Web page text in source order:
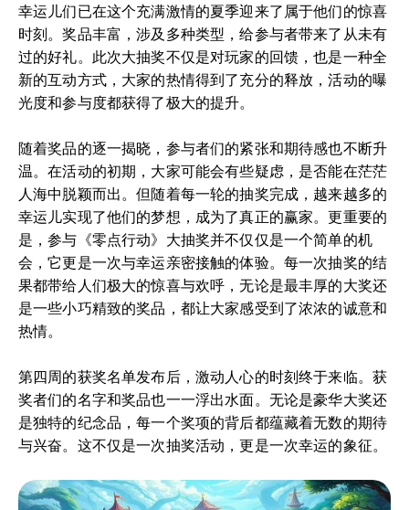
幸运儿们已在这个充满激情的夏季迎来了属于他们的惊喜
时刻。奖品丰富，涉及多种类型，给参与者带来了从未有
过的好礼。此次大抽奖不仅是对玩家的回馈，也是一种全
新的互动方式，大家的热情得到了充分的释放，活动的曝
光度和参与度都获得了极大的提升。
随着奖品的逐一揭晓，参与者们的紧张和期待感也不断升
温。在活动的初期，大家可能会有些疑虑，是否能在茫茫
人海中脱颖而出。但随着每一轮的抽奖完成，越来越多的
幸运儿实现了他们的梦想，成为了真正的赢家。更重要的
是，参与《零点行动》大抽奖并不仅仅是一个简单的机
会，它更是一次与幸运亲密接触的体验。每一次抽奖的结
果都带给人们极大的惊喜与欢呼，无论是最丰厚的大奖还
是一些小巧精致的奖品，都让大家感受到了浓浓的诚意和
热情。
第四周的获奖名单发布后，激动人心的时刻终于来临。获
奖者们的名字和奖品也一一浮出水面。无论是豪华大奖还
是独特的纪念品，每一个奖项的背后都蕴藏着无数的期待
与兴奋。这不仅是一次抽奖活动，更是一次幸运的象征。